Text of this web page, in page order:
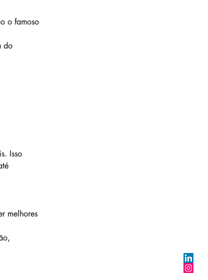
o famoso
do
Isso
melhores